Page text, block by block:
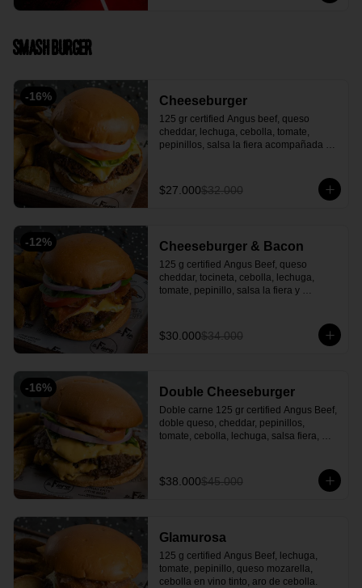
Smash Burger
-16% Cheeseburger
125 gr certified Angus beef, queso
cheddar, lechuga, cebolla, tomate,
pepinillos, salsa la fiera acompañada
$27.000$32.000
-12% Cheeseburger & Bacon
125 g certified Angus Beef, queso
cheddar, tocineta, cebolla, lechuga,
tomate, pepinillo, salsa la fiera y
$30.000$34.000
-16% Double Cheeseburger
Doble carne 125 gr certified Angus Beef,
doble queso, cheddar, pepinillos,
tomate, cebolla, lechuga, salsa fiera,
$38.000$45.000
Glamurosa
125 g certified Angus Beef, lechuga,
tomate, pepinillo, queso mozarella,
cebolla en vino tinto, aro de cebolla.